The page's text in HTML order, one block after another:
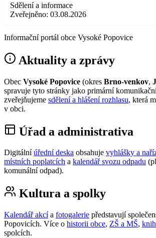
Sdělení a informace
Zveřejněno: 03.08.2026
Informační portál obce Vysoké Popovice
Aktuality a zprávy
Obec Vysoké Popovice (okres Brno-venkov,
spravuje tyto stránky jako primární
zveřejňujeme sdělení a hlášení rozhlasu, která
v obci.
Úřad a administrativa
Digitální úřední deska obsahuje vyhlášky a
místních poplatcích a kalendář svozu odpadu
komunální odpad).
Kultura a spolky
Kalendář akcía fotogalerie představují
Popovicích. Více o historii obce, ZŠ a MŠ,
spolcích.